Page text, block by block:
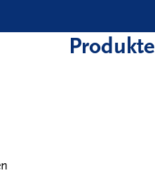
Produkte